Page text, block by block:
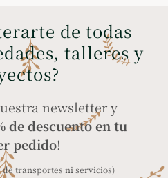
COMPRA SEGURA
a través de tarjeta
PayPal
de todas
talleres y
newsletter y
de descuento en tu
pedido!
de transportes ni servicios)